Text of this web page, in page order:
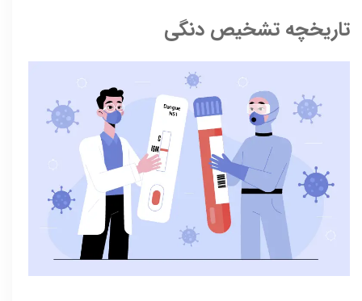
تاریخچه تشخیص دنگی